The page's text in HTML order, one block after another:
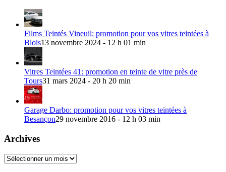
Films Teintés Vineuil: promotion pour vos vitres teintées à
Blois13 novembre 2024 - 12 h 01 min
Vitres Teintées 41: promotion en teinte de vitre près de
Tours31 mars 2024 - 20 h 20 min
Garage Darbo: promotion pour vos vitres teintées à
Besançon29 novembre 2016 - 12 h 03 min
Archives
Archives